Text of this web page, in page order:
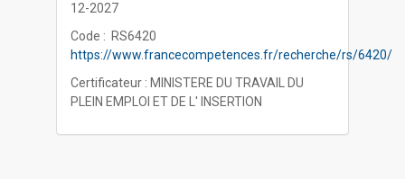
12-2027
Code : RS6420
https://www.francecompetences.fr/recherche/rs/6420/
Certificateur : MINISTERE DU TRAVAIL DU
PLEIN EMPLOI ET DE L' INSERTION